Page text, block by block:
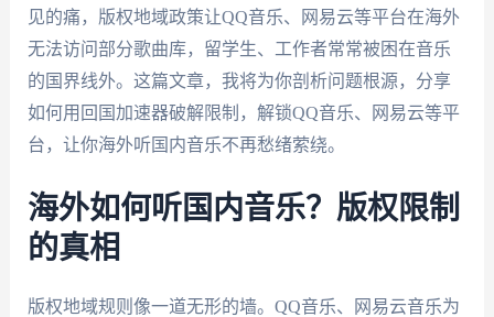
见的痛，版权地域政策让QQ音乐、网易云等平台在海外
无法访问部分歌曲库，留学生、工作者常常被困在音乐
的国界线外。这篇文章，我将为你剖析问题根源，分享
如何用回国加速器破解限制，解锁QQ音乐、网易云等平
台，让你海外听国内音乐不再愁绪萦绕。
海外如何听国内音乐？版权限制
的真相
版权地域规则像一道无形的墙。QQ音乐、网易云音乐为